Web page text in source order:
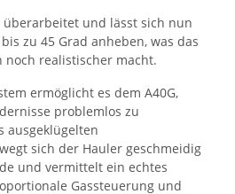
und lässt sich nun
zu 45 Grad anheben, was das
noch realistischer macht.
ermöglicht es dem A40G,
problemlos zu
ausgeklügelten
sich der Hauler geschmeidig
und vermittelt ein echtes
Gassteuerung und